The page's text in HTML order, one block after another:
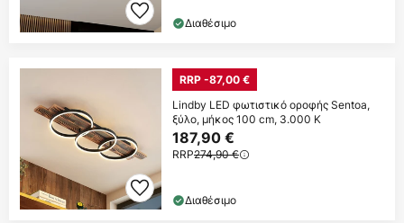
Διαθέσιμο
RRP -87,00 €
Lindby LED φωτιστικό οροφής Sentoa,
ξύλο, μήκος 100 cm, 3.000 K
187,90 €
RRP274,90 €
Διαθέσιμο